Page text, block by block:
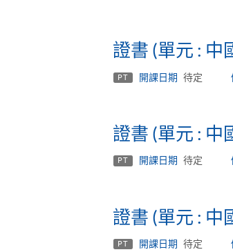
證書 (單元 : 中
PT 開課日期 待定
證書 (單元 : 中
PT 開課日期 待定
證書 (單元 : 中
PT 開課日期 待定